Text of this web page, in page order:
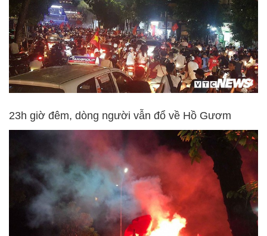
23h giờ đêm, dòng người vẫn đổ về Hồ Gươm